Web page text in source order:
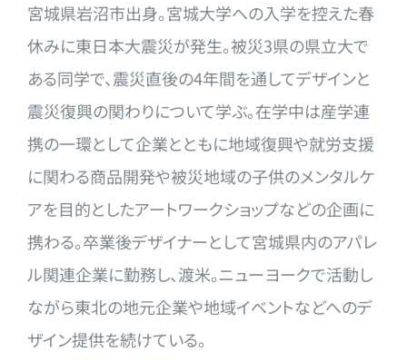
宮城県岩沼市出身。宮城大学への入学を控えた春
休みに東日本大震災が発生。被災3県の県立大で
ある同学で、震災直後の4年間を通してデザインと
震災復興の関わりについて学ぶ。在学中は産学連
携の一環として企業とともに地域復興や就労支援
に関わる商品開発や被災地域の子供のメンタルケ
アを目的としたアートワークショップなどの企画に
携わる。卒業後デザイナーとして宮城県内のアパレ
ル関連企業に勤務し、渡米。ニューヨークで活動し
ながら東北の地元企業や地域イベントなどへのデ
ザイン提供を続けている。